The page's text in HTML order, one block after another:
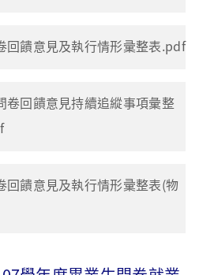
回饋意見及執行情形彚整表.pdf
卷回饋意見持續追縱事項彙整
回饋意見及執行情形彚整表(物